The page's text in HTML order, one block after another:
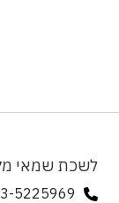
לשכת שמאי
| 03-5277642